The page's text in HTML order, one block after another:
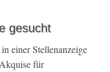
gesucht
einer Stellenanzeige
für